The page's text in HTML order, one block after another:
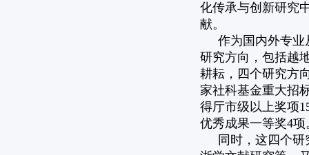
化传承与创新研究
献。
作为国内外专
研究方向，包括越
耕耘，四个研究方
家社科基金重大招
得厅市级以上奖项
优秀成果一等奖4项
同时，这四个